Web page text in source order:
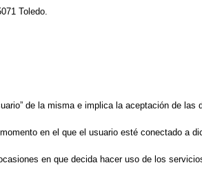
Toledo.
de la misma e implica la aceptación de las
en el que el usuario esté conectado a
en que decida hacer uso de los